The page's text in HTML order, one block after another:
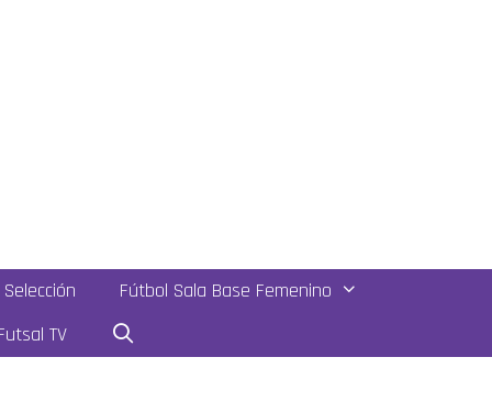
Selección
Fútbol Sala Base Femenino
TV